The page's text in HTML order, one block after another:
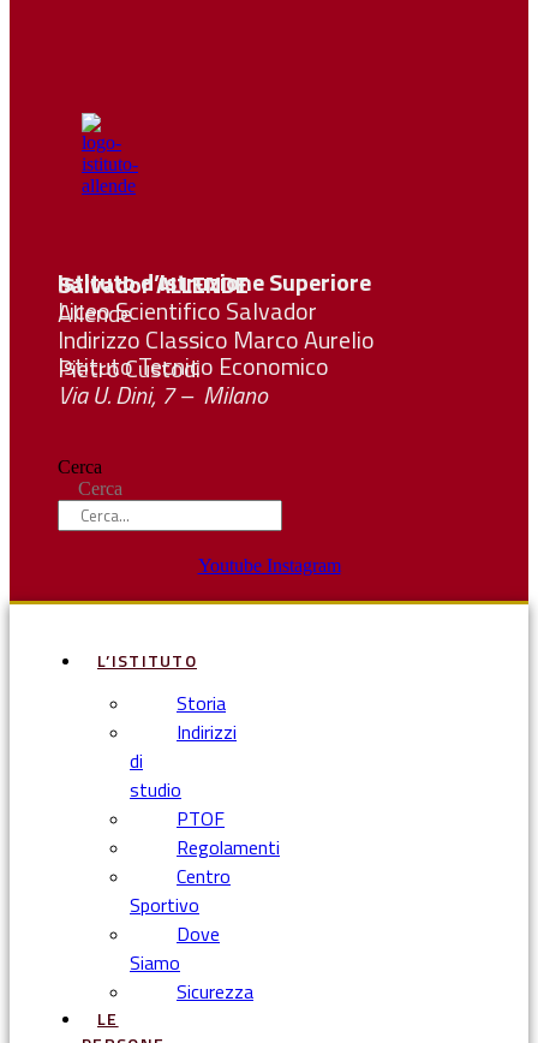
Istituto d’Istruzione Superiore SalvadorALLENDE
Liceo Scientifico Salvador Allende
Indirizzo Classico Marco Aurelio
Istituto Tecnico Economico Pietro Custodi
Via U. Dini, 7 – Milano
Cerca
Cerca
Youtube Instagram
L’ISTITUTO
Storia
Indirizzi
di
studio
PTOF
Regolamenti
Centro
Sportivo
Dove
Siamo
Sicurezza
LE